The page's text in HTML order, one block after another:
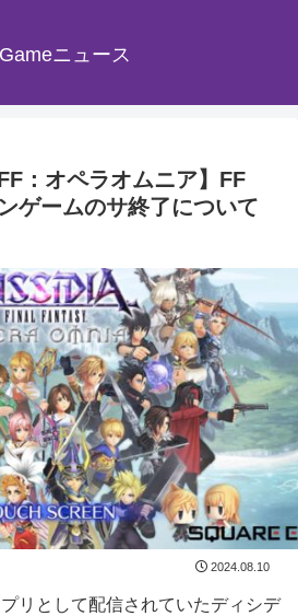
ニュース
：オペラオムニア】FF
ゲームのサ終了について
2024.08.10
リとして配信されていたディシデ